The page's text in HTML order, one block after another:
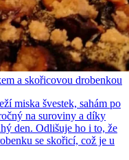
a skořicovou drobenkou
miska švestek, sahám po
na suroviny a díky
den. Odlišuje ho i to, že
se skořicí, což je u